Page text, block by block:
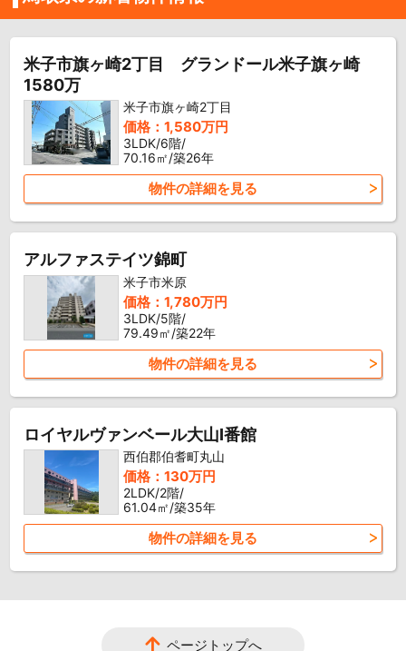
米子市旗ヶ崎2丁目 グランドール米子旗ヶ崎
1580万
米子市旗ヶ崎2丁目
価格：1,580万円
3LDK/6階/
70.16㎡/築26年
物件の詳細を見る
アルファステイツ錦町
米子市米原
価格：1,780万円
3LDK/5階/
79.49㎡/築22年
物件の詳細を見る
ロイヤルヴァンベール大山I番館
西伯郡伯耆町丸山
価格：130万円
2LDK/2階/
61.04㎡/築35年
物件の詳細を見る
ページトップへ